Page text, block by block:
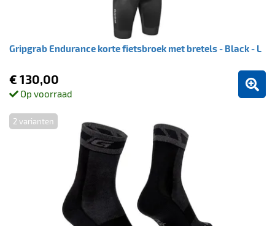
Gripgrab Endurance korte fietsbroek met bretels - Black - L
€ 130,00
Op voorraad
2 varianten